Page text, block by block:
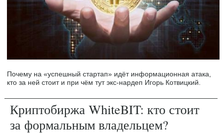
Почему на «успешный стартап» идёт информационная атака,
кто за ней стоит и при чём тут экс-нардеп Игорь Котвицкий.
Криптобиржа WhiteBIT: кто стоит
за формальным владельцем?